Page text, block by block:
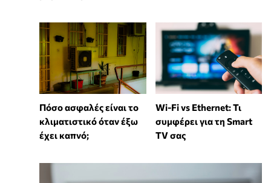
Πόσο ασφαλές είναι το
κλιματιστικό όταν έξω
έχει καπνό;
Wi-Fi vs Ethernet: Τι
συμφέρει για τη Smart
TV σας